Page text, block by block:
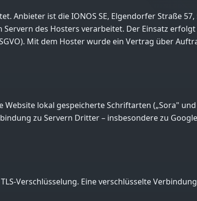
Anbieter ist die IONOS SE, Elgendorfer Straße
des Hosters verarbeitet. Der Einsatz
Mit dem Hoster wurde ein Vertrag über
lokal gespeicherte Schriftarten („Sora"
zu Servern Dritter – insbesondere zu
Verschlüsselung. Eine verschlüsselte